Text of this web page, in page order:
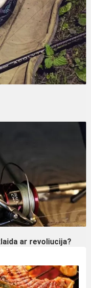
ar revoliucija?